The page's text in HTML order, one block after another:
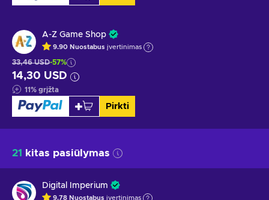
A-Z Game Shop
9.90 Nuostabus įvertinimas
33,46 USD-57%
14,30 USD
11% grįžta
Pirkti
21 kitas pasiūlymas
Digital Imperium
9.78 Nuostabus įvertinimas